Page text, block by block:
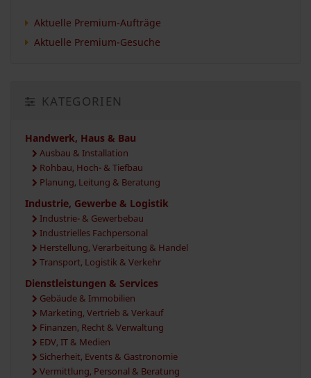
Aktuelle Premium-Aufträge
Aktuelle Premium-Gesuche
KATEGORIEN
Handwerk, Haus & Bau
Ausbau & Installation
Rohbau, Hoch- & Tiefbau
Planung, Leitung & Beratung
Industrie, Gewerbe & Logistik
Industrie- & Gewerbebau
Industrielles Fachpersonal
Herstellung, Verarbeitung & Handel
Transport, Logistik & Verkehr
Dienstleistungen & Services
Gebäude & Immobilien
Marketing, Vertrieb & Verkauf
Finanzen, Recht & Verwaltung
EDV, IT & Medien
Sicherheit, Events & Gastronomie
Vermittlung, Personal & Beratung